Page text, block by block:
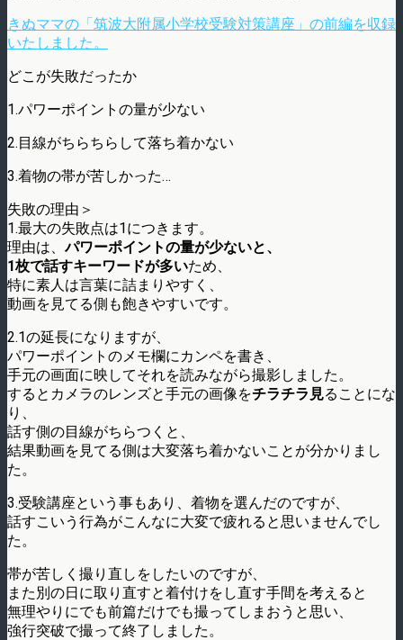
きぬママの「筑波大附属小学校受験対策講座」の前編を収録
いたしました。
どこが失敗だったか
1.パワーポイントの量が少ない
2.目線がちらちらして落ち着かない
3.着物の帯が苦しかった…
失敗の理由＞
1.最大の失敗点は1につきます。
理由は、パワーポイントの量が少ないと、
1枚で話すキーワードが多いため、
特に素人は言葉に詰まりやすく、
動画を見てる側も飽きやすいです。
2.1の延長になりますが、
パワーポイントのメモ欄にカンペを書き、
手元の画面に映してそれを読みながら撮影しました。
するとカメラのレンズと手元の画像をチラチラ見ることにな
り、
話す側の目線がちらつくと、
結果動画を見てる側は大変落ち着かないことが分かりまし
た。
3.受験講座という事もあり、着物を選んだのですが、
話すこいう行為がこんなに大変で疲れると思いませんでし
た。
帯が苦しく撮り直しをしたいのですが、
また別の日に取り直すと着付けをし直す手間を考えると
無理やりにでも前篇だけでも撮ってしまおうと思い、
強行突破で撮って終了しました。